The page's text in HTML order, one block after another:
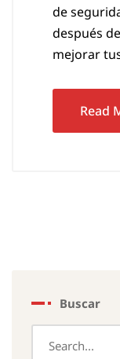
de
después
mejorar
Read
Buscar